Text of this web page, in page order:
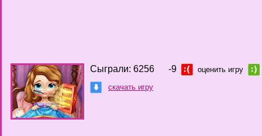
Сыграли: 6256 -9
оценить игру
скачать игру